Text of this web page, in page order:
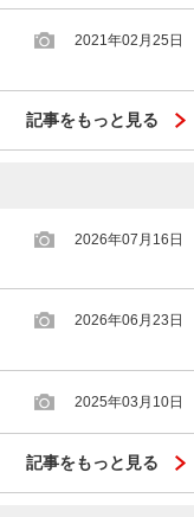
2021年02月25日
記事をもっと見る
2026年07月16日
2026年06月23日
2025年03月10日
記事をもっと見る